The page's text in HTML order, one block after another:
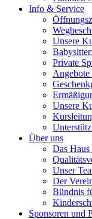
Info & Service
Unsere
Private
Angebote
Unsere
Über uns
Das
Unser
Der
Bündnis
Sponsoren und